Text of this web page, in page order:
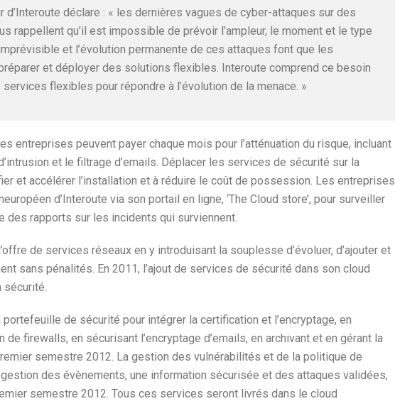
d’Interoute déclare : « les dernières vagues de cyber-attaques sur des
rappellent qu’il est impossible de prévoir l’ampleur, le moment et le type
et l’évolution permanente de ces attaques font que les
et déployer des solutions flexibles. Interoute comprend ce besoin
flexibles pour répondre à l’évolution de la menace. »
entreprises peuvent payer chaque mois pour l’atténuation du risque, incluant
et le filtrage d’emails. Déplacer les services de sécurité sur la
et accélérer l’installation et à réduire le coût de possession. Les entreprises
d’Interoute via son portail en ligne, ‘The Cloud store’, pour surveiller
des rapports sur les incidents qui surviennent.
de services réseaux en y introduisant la souplesse d’évoluer, d’ajouter et
sans pénalités. En 2011, l’ajout de services de sécurité dans son cloud
sécurité.
de sécurité pour intégrer la certification et l’encryptage, en
firewalls, en sécurisant l’encryptage d’emails, en archivant et en gérant la
semestre 2012. La gestion des vulnérabilités et de la politique de
des évènements, une information sécurisée et des attaques validées,
semestre 2012. Tous ces services seront livrés dans le cloud